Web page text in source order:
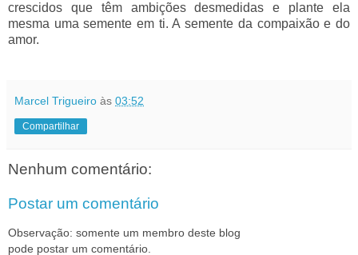
crescidos que têm ambições desmedidas e plante ela
mesma uma semente em ti. A semente da compaixão e do
amor.
Marcel Trigueiro às 03:52
Compartilhar
Nenhum comentário:
Postar um comentário
Observação: somente um membro deste blog
pode postar um comentário.